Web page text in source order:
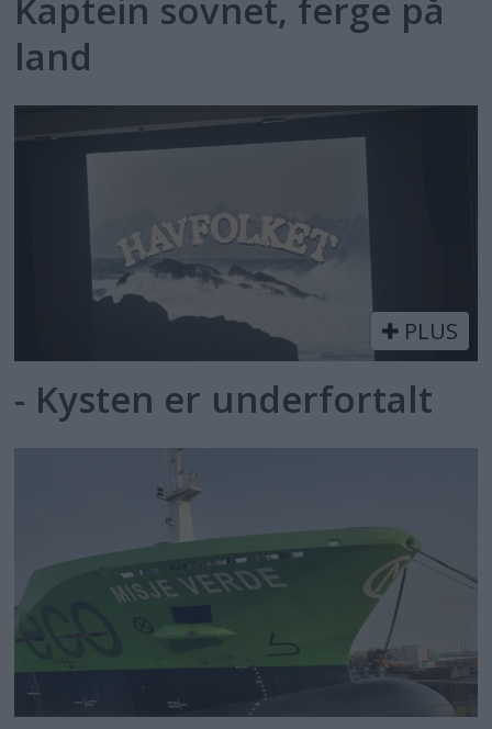
Kaptein sovnet, ferge på
land
PLUS
- Kysten er underfortalt